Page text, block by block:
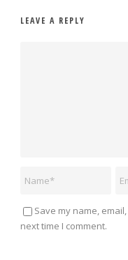
LEAVE A REPLY
Save my name,
next time I comment.